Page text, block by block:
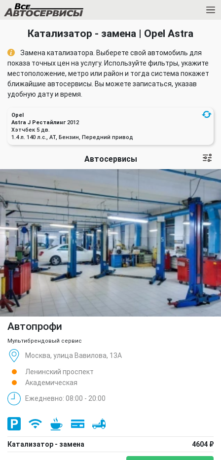
Катализатор - замена | Opel Astra
Замена катализатора. Выберете свой автомобиль для
показа точных цен на услугу. Используйте фильтры, укажите
местоположение, метро или район и тогда система покажет
ближайшие автосервисы. Вы можете записаться, указав
удобную дату и время.
Opel
Astra J Рестайлинг 2012
Хэтчбек 5 дв.
1.4 л. 140 л.с., AT, Бензин, Передний привод
Автосервисы
Автопрофи
Мультибрендовый сервис
Москва, улица Вавилова, 13А
Ленинский проспект
Академическая
Ежедневно: 08:00 - 20:00
Катализатор - замена 4604 ₽